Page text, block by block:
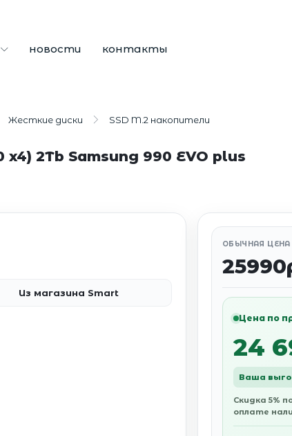
новости контакты
Жесткие диски SSD M.2 накопители
2Tb Samsung 990 EVO plus
Из магазина Smart
ОБЫЧНАЯ ЦЕНА
Цена по
24
Ваша
Скидка 5%
оплате